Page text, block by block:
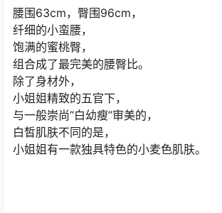
腰围63cm，臀围96cm，
纤细的小蛮腰，
饱满的蜜桃臀，
组合成了最完美的腰臀比。
除了身材外，
小姐姐精致的五官下，
与一般崇尚“白幼瘦”审美的，
白皙肌肤不同的是，
小姐姐有一款独具特色的小麦色肌肤。